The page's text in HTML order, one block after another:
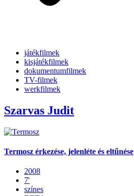
játékfilmek
kisjátékfilmek
dokumentumfilmek
TV-filmek
werkfilmek
Szarvas Judit
Termosz érkezése, jelenléte és eltűnése
2008
7'
színes